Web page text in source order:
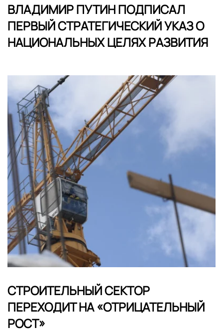
ВЛАДИМИР ПУТИН ПОДПИСАЛ
ПЕРВЫЙ СТРАТЕГИЧЕСКИЙ УКАЗ О
НАЦИОНАЛЬНЫХ ЦЕЛЯХ РАЗВИТИЯ
СТРОИТЕЛЬНЫЙ СЕКТОР
ПЕРЕХОДИТ НА «ОТРИЦАТЕЛЬНЫЙ
РОСТ»